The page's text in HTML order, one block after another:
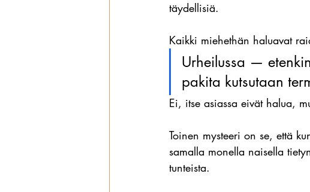
täydellisiä.
Kaikki miehethän haluavat
Urheilussa —
pakita kutsutaan
Ei, itse asiassa eivät halua,
Toinen mysteeri on se, että
samalla monella naisella
tunteista.